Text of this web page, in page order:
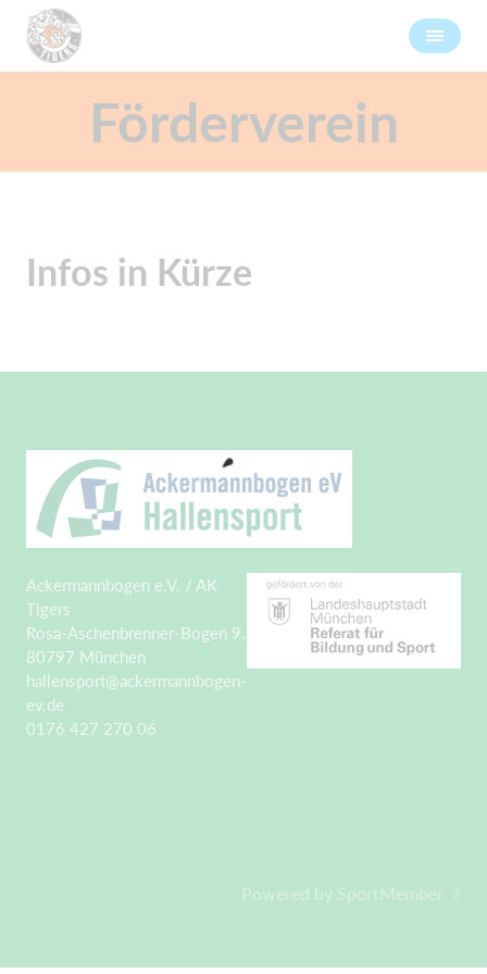
Förderverein
Infos in Kürze
Ackermannbogen e.V. / AK
Tigers
Rosa-Aschenbrenner-Bogen 9,
80797 München
hallensport@ackermannbogen-
ev.de
0176 427 270 06
Powered by SportMember